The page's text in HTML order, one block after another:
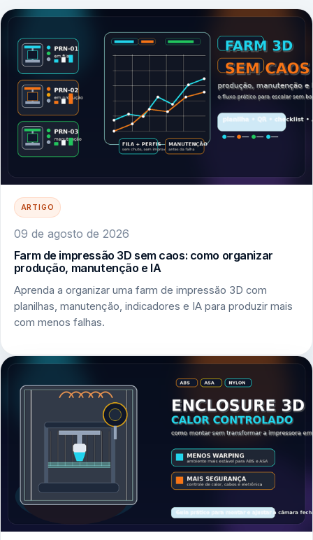
ARTIGO
09 de agosto de 2026
Farm de impressão 3D sem caos: como organizar
produção, manutenção e IA
Aprenda a organizar uma farm de impressão 3D com
planilhas, manutenção, indicadores e IA para produzir mais
com menos falhas.